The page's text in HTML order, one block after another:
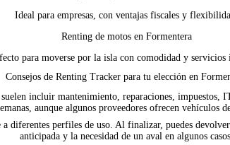
Ideal para empresas, con ventajas fiscales y
Renting de motos en Formentera
para moverse por la isla con comodidad y servicios
Consejos de Renting Tracker para tu elección en
incluir mantenimiento, reparaciones,
aunque algunos proveedores ofrecen vehículos
perfiles de uso. Al finalizar, puedes
anticipada y la necesidad de un aval en algunos